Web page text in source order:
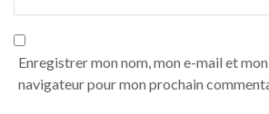
Enregistrer mon nom, mon e-mail et
navigateur pour mon prochain